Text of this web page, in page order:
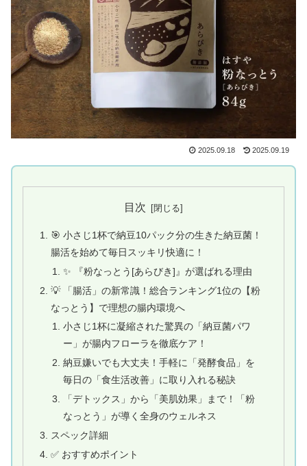
2025.09.18 2025.09.19
目次
🎯 小さじ1杯で納豆10パック分の生きた納豆菌！
腸活を始めて毎日スッキリ快適に！
✨ 『粉なっとう[あらびき]』が選ばれる理由
💡 「腸活」の新常識！総合ランキング1位の【粉
なっとう】で理想の腸内環境へ
小さじ1杯に凝縮された驚異の「納豆菌パワ
ー」が腸内フローラを徹底ケア！
納豆嫌いでも大丈夫！手軽に「発酵食品」を
毎日の「食生活改善」に取り入れる秘訣
「デトックス」から「美肌効果」まで！「粉
なっとう」が導く全身のウェルネス
スペック詳細
✅ おすすめポイント